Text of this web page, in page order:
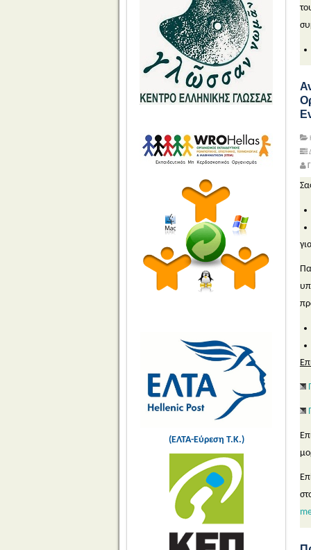
(ΕΛΤΑ-Εύρεση Τ.Κ.)